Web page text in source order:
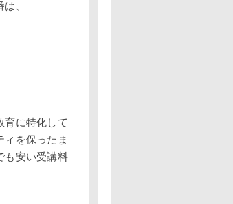
、
育に特化して
を保ったま
も安い受講料